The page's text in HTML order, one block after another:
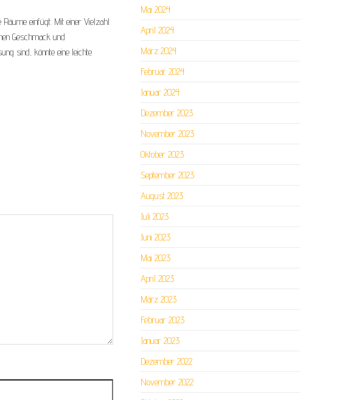
einfügt. Mit einer Vielzahl
Geschmack und
sind, könnte eine leichte
Mai 2024
April 2024
März 2024
Februar 2024
Januar 2024
Dezember 2023
November 2023
Oktober 2023
September 2023
August 2023
Juli 2023
Juni 2023
Mai 2023
April 2023
März 2023
Februar 2023
Januar 2023
Dezember 2022
November 2022